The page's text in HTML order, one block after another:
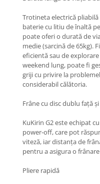
Trotineta electrică
baterie cu litiu de înaltă
poate oferi o durată de
medie (sarcină de 65kg).
eficientă sau de
weekend lung, poate fi
griji cu privire la
considerabil călătoria.
Frâne cu disc dublu față
KuKirin G2 este echipat
power-off, care pot
viteză, iar distanța de
pentru a asigura o
Pliere rapidă